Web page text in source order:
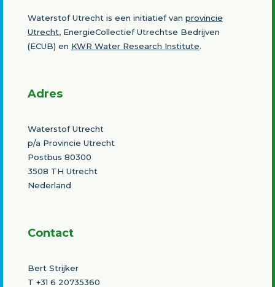
Waterstof Utrecht is een initiatief van provincie
Utrecht, EnergieCollectief Utrechtse Bedrijven
(ECUB) en KWR Water Research Institute.
Adres
Waterstof Utrecht
p/a Provincie Utrecht
Postbus 80300
3508 TH Utrecht
Nederland
Contact
Bert Strijker
T +31 6 20735360